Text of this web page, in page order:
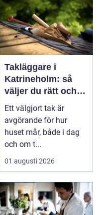
Takläggare i
Katrineholm: så
väljer du rätt och
får ett tak som
håller
Ett välgjort tak är
avgörande för hur
huset mår, både i dag
och om t...
01 augusti 2026